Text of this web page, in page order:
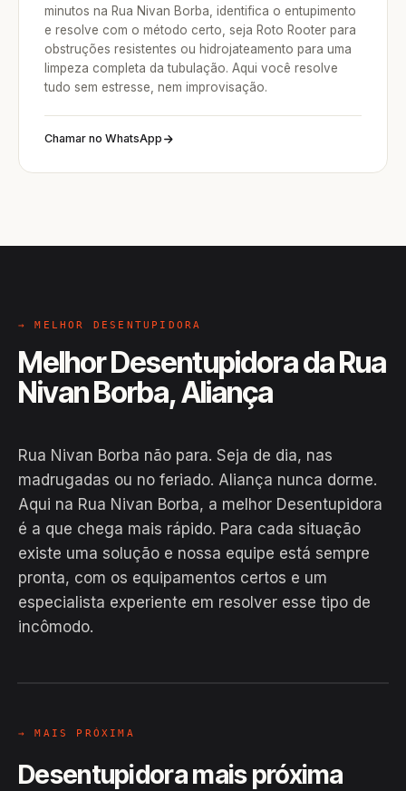
minutos na Rua Nivan Borba, identifica o entupimento
e resolve com o método certo, seja Roto Rooter para
obstruções resistentes ou hidrojateamento para uma
limpeza completa da tubulação. Aqui você resolve
tudo sem estresse, nem improvisação.
Chamar no WhatsApp
→ MELHOR DESENTUPIDORA
Melhor Desentupidora da Rua
Nivan Borba, Aliança
Rua Nivan Borba não para. Seja de dia, nas
madrugadas ou no feriado. Aliança nunca dorme.
Aqui na Rua Nivan Borba, a melhor Desentupidora
é a que chega mais rápido. Para cada situação
existe uma solução e nossa equipe está sempre
pronta, com os equipamentos certos e um
especialista experiente em resolver esse tipo de
incômodo.
EM CAMPO
→ MAIS PRÓXIMA
Desentupidora mais próxima